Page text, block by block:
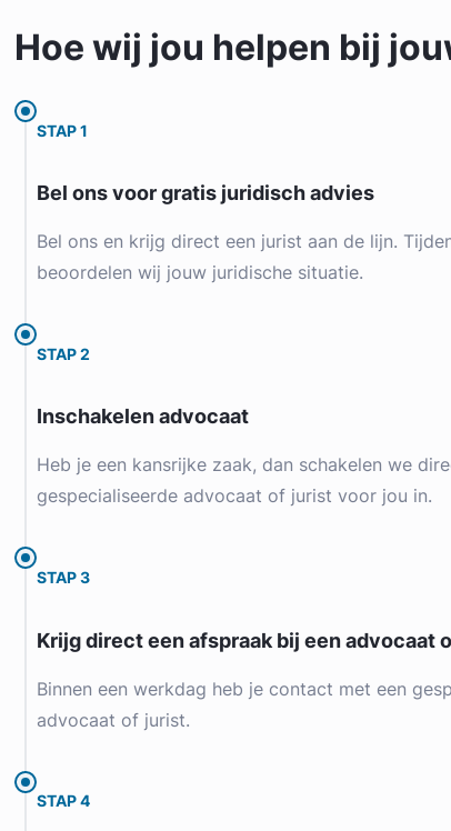
Hoe wij jou helpen bij
STAP 1
Bel ons voor gratis juridisch advies
Bel ons en krijg direct een jurist aan de lijn.
beoordelen wij jouw juridische situatie.
STAP 2
Inschakelen advocaat
Heb je een kansrijke zaak, dan schakelen we
gespecialiseerde advocaat of jurist voor jou in.
STAP 3
Krijg direct een afspraak bij een advocaat
Binnen een werkdag heb je contact met een
advocaat of jurist.
STAP 4